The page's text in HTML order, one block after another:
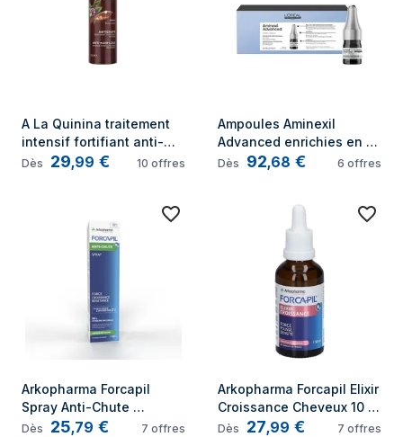
A La Quinina traitement
intensif fortifiant anti-
chute 100 ml
Dès 29,99 € 10 offres
Ampoules Aminexil
Advanced enrichies en
actifs dermatologiques
Dès 92,68 € 6 offres
Arkopharma Forcapil
Spray Anti-Chute
Cheveux 125ml
Dès 25,79 € 7 offres
Arkopharma Forcapil Elixir
Croissance Cheveux 10
ml
Dès 27,99 € 7 offres